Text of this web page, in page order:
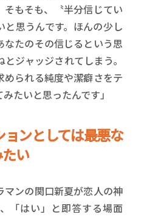
もそも、〝半分信じてい
思うんです。ほんの少し
たのその信じるという思
ジャッジされてしまう。
られる純度や潔癖さをテ
たいと思ったんです」
ンとしては最悪な
い
ンの関口新夏が恋人の神
「はい」と即答する場面